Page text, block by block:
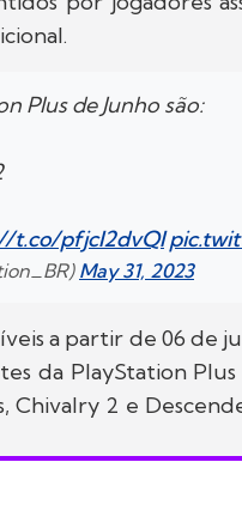
Plus de Junho são:
t.co/pfjcI2dvQI
May 31, 2023
a partir de 06 de
da PlayStation
Chivalry 2 e